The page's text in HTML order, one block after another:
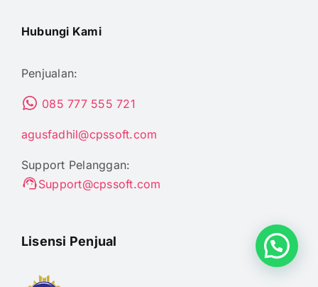
Hubungi Kami
Penjualan:
085 777 555 721
agusfadhil@cpssoft.com
Support Pelanggan:
Support@cpssoft.com
Lisensi Penjual